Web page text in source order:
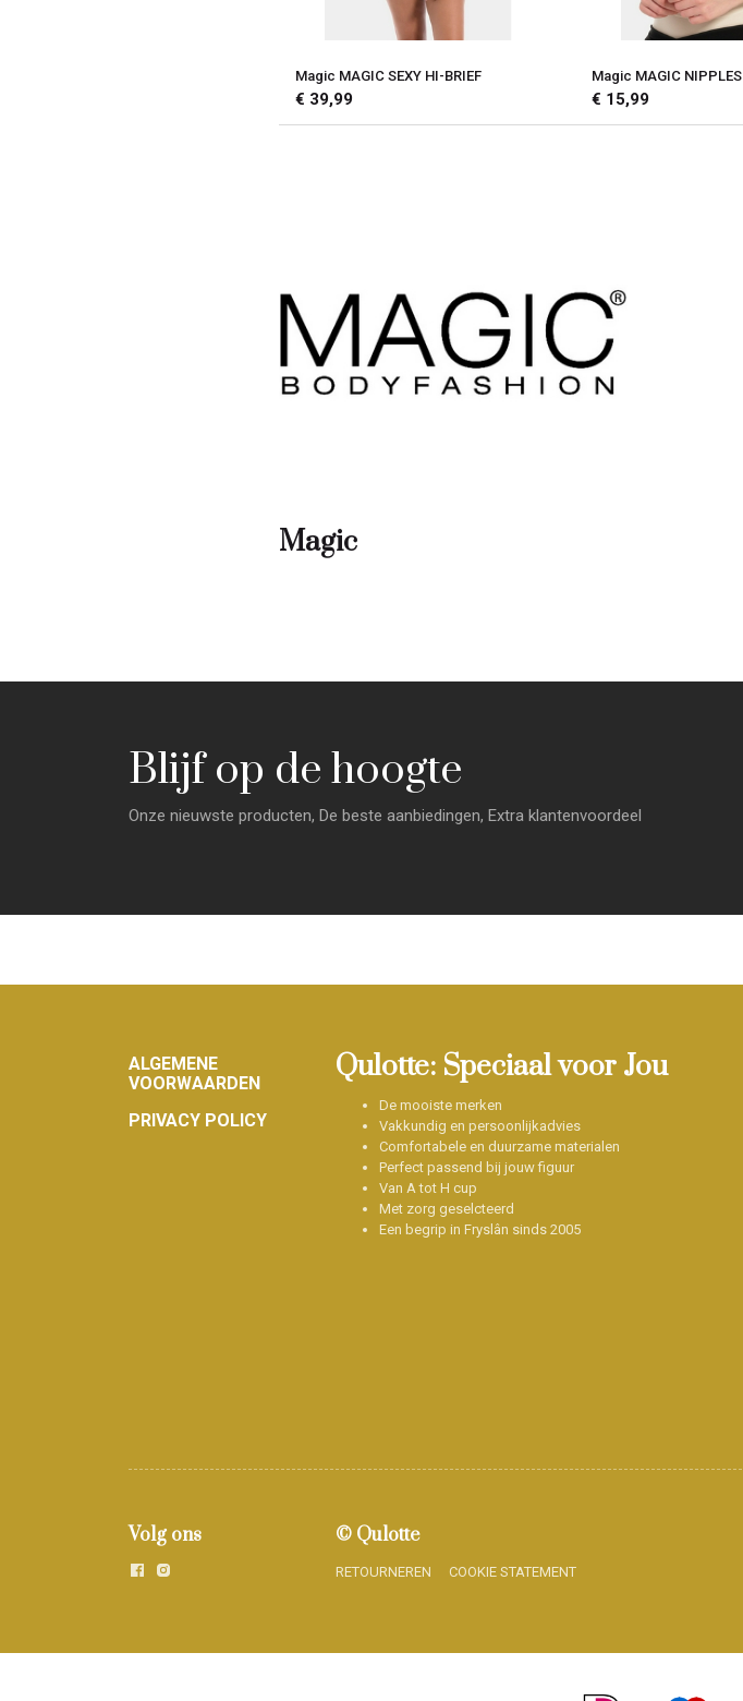
Magic MAGIC SEXY HI-BRIEF
€ 39,99
Magic MAGIC NIPPLES
€ 15,99
Magic
Blijf op de hoogte
Onze nieuwste producten, De beste aanbiedingen, Extra klantenvoordeel
Footer
ALGEMENE
VOORWAARDEN
PRIVACY POLICY
Qulotte: Speciaal voor Jou
De mooiste merken
Vakkundig en persoonlijkadvies
Comfortabele en duurzame materialen
Perfect passend bij jouw figuur
Van A tot H cup
Met zorg geselcteerd
Een begrip in Fryslân sinds 2005
Volg ons © Qulotte
RETOURNEREN COOKIE STATEMENT